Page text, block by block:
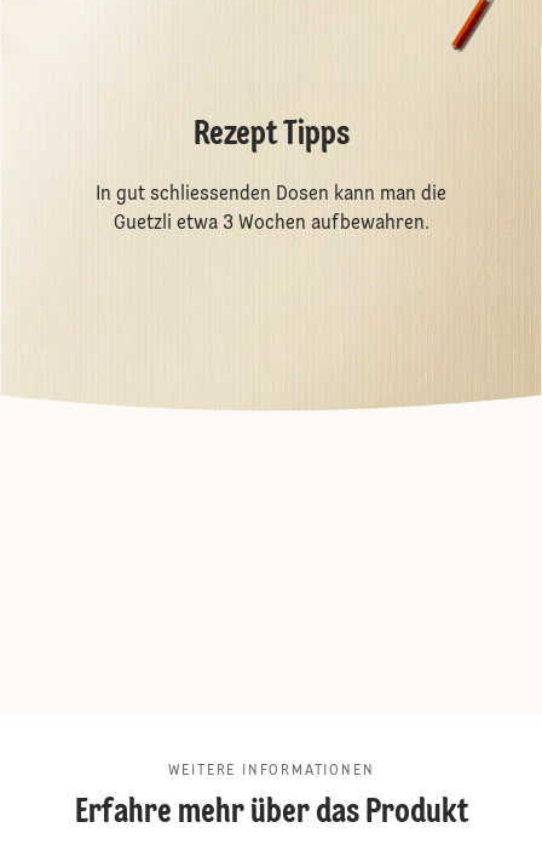
Rezept Tipps
In gut schliessenden Dosen kann man die
Guetzli etwa 3 Wochen aufbewahren.
WEITERE INFORMATIONEN
Erfahre mehr über das Produkt